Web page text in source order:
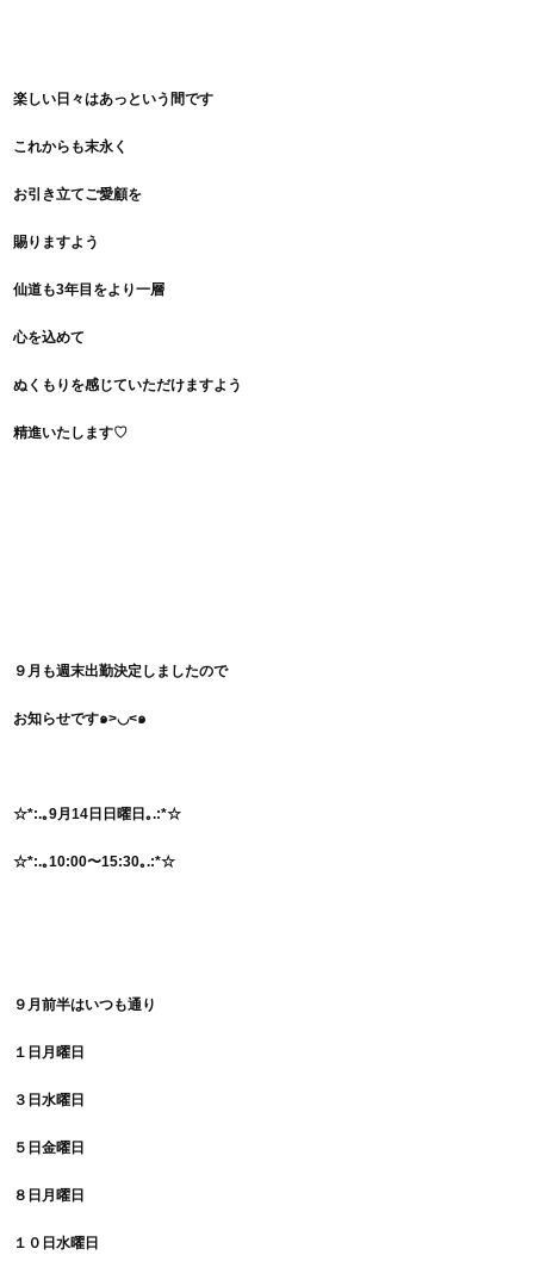
楽しい日々はあっという間です
これからも末永く
お引き立てご愛顧を
賜りますよう
仙道も3年目をより一層
心を込めて
ぬくもりを感じていただけますよう
精進いたします♡
９月も週末出勤決定しましたので
お知らせです๑>◡<๑
☆*:.｡9月14日日曜日｡.:*☆
☆*:.｡10:00〜15:30｡.:*☆
９月前半はいつも通り
１日月曜日
３日水曜日
５日金曜日
８日月曜日
１０日水曜日